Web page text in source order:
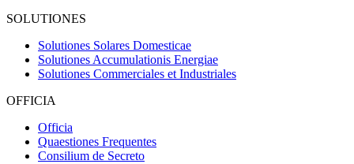
SOLUTIONES
Solutiones Solares Domesticae
Solutiones Accumulationis Energiae
Solutiones Commerciales et Industriales
OFFICIA
Officia
Quaestiones Frequentes
Consilium de Secreto